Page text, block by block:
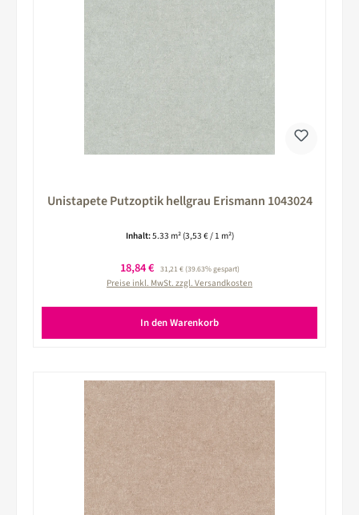
Unistapete Putzoptik hellgrau Erismann 1043024
Inhalt:5.33 m² (3,53 € / 1 m²)
Verkaufspreis:
18,84 € Regulärer Preis:
31,21 €(39.63% gespart)
Preise inkl. MwSt. zzgl. Versandkosten
In den Warenkorb